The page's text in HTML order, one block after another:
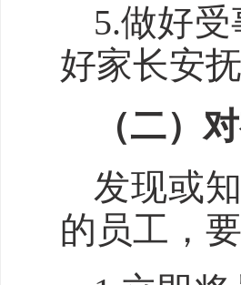
5.做好
好家长安
（二）
发现或
的员工，